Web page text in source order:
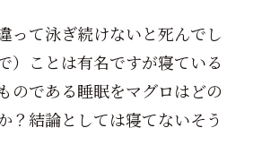
って泳ぎ続けないと死んでし
）ことは有名ですが寝ている
のである睡眠をマグロはどの
？結論としては寝てないそう